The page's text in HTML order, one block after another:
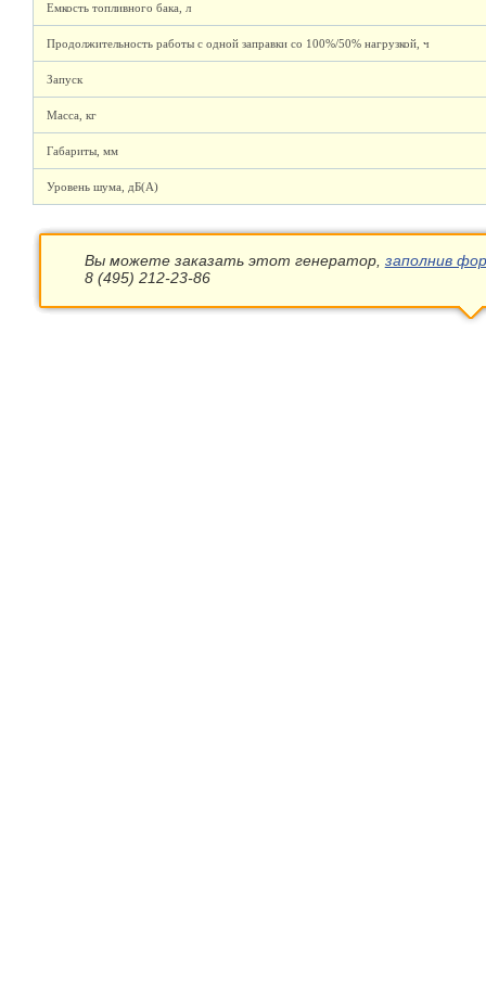
Емкость топливного бака, л
Продолжительность работы с одной заправки со 100%/50% нагрузкой, ч
Запуск
Масса, кг
Габариты, мм
Уровень шума, дБ(А)
Вы можете заказать этот генератор, заполнив
8 (495) 212-23-86